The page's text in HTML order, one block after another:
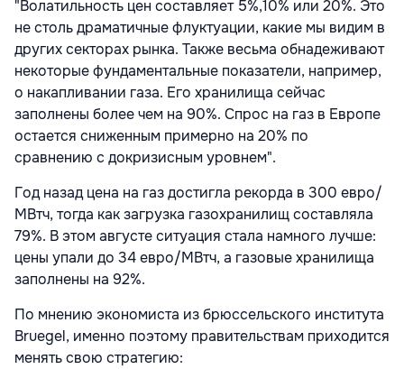
"Волатильность цен составляет 5%,10% или 20%. Это
не столь драматичные флуктуации, какие мы видим в
других секторах рынка. Также весьма обнадеживают
некоторые фундаментальные показатели, например,
о накапливании газа. Его хранилища сейчас
заполнены более чем на 90%. Спрос на газ в Европе
остается сниженным примерно на 20% по
сравнению с докризисным уровнем".
Год назад цена на газ достигла рекорда в 300 евро/
МВтч, тогда как загрузка газохранилищ составляла
79%. В этом августе ситуация стала намного лучше:
цены упали до 34 евро/МВтч, а газовые хранилища
заполнены на 92%.
По мнению экономиста из брюссельского института
Bruegel, именно поэтому правительствам приходится
менять свою стратегию: